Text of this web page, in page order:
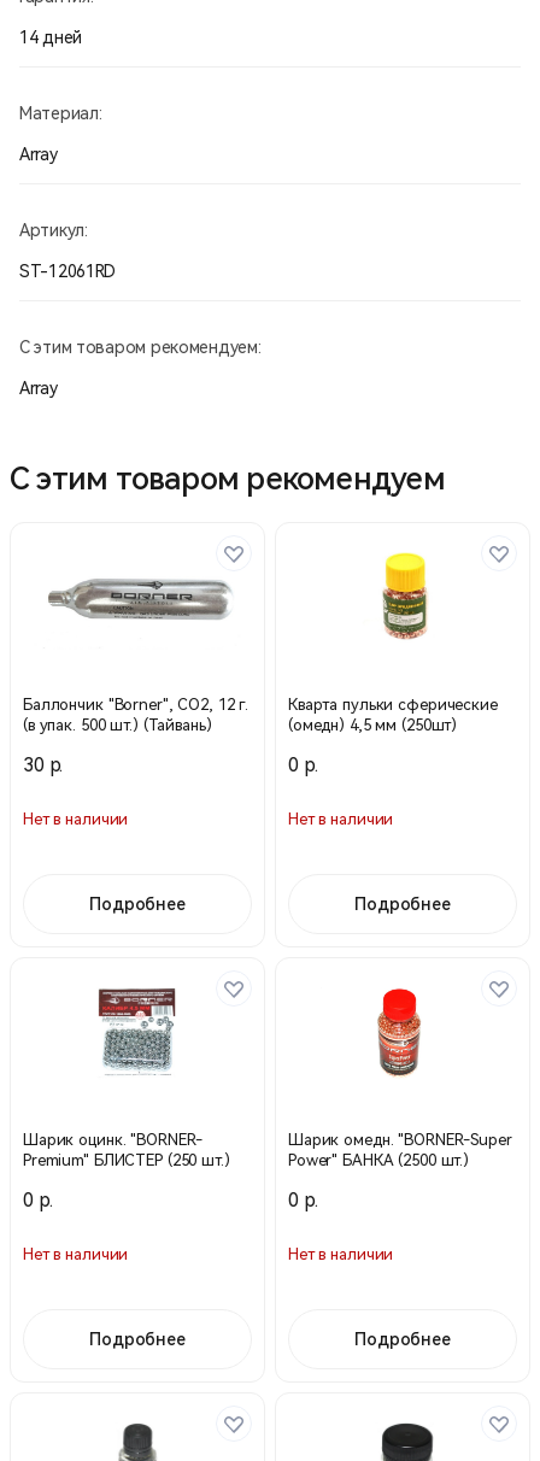
14 дней
Материал:
Array
Артикул:
ST-12061RD
С этим товаром рекомендуем:
Array
С этим товаром рекомендуем
Баллончик "Borner", СО2, 12 г.
(в упак. 500 шт.) (Тайвань)
30 р.
Нет в наличии
Подробнее
Кварта пульки сферические
(омедн) 4,5 мм (250шт)
0 р.
Нет в наличии
Подробнее
Шарик оцинк. "BORNER-
Premium" БЛИСТЕР (250 шт.)
0 р.
Нет в наличии
Подробнее
Шарик омедн. "BORNER-Super
Power" БАНКА (2500 шт.)
0 р.
Нет в наличии
Подробнее